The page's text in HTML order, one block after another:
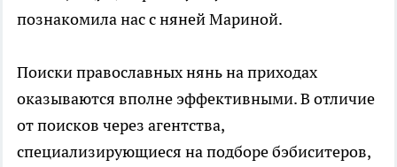
познакомила нас с няней Мариной.
Поиски православных нянь на приходах
оказываются вполне эффективными. В отличие
от поисков через агентства,
специализирующиеся на подборе бэбиситеров,